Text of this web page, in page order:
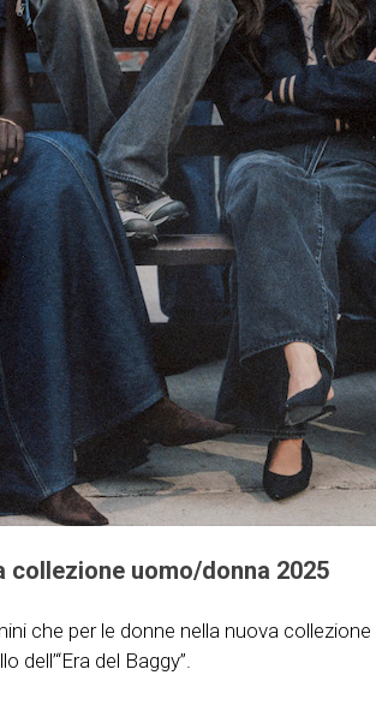
collezione uomo/donna 2025
che per le donne nella nuova collezione
del Baggy”.